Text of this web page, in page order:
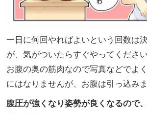
一日に何回やればよいという回数は
が、気がついたらすぐやってください
お腹の奥の筋肉なので写真などでよ
にはなりませんが、お腹は引っ込みま
腹圧が強くなり姿勢が良くなるので